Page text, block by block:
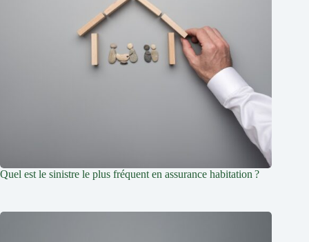
Quel est le sinistre le plus fréquent en assurance habitation ?